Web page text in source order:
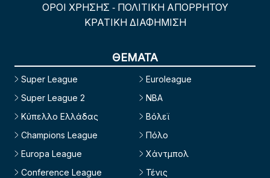
ΟΡΟΙ ΧΡΗΣΗΣ - ΠΟΛΙΤΙΚΗ ΑΠΟΡΡΗΤΟΥ
ΚΡΑΤΙΚΗ ΔΙΑΦΗΜΙΣΗ
ΘΕΜΑΤΑ
Super League
Super League 2
Κύπελλο Ελλάδας
Champions League
Europa League
Conference League
Euroleague
NBA
Βόλεϊ
Πόλο
Χάντμπολ
Τένις